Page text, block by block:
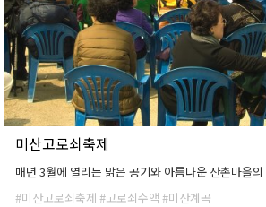
미산고로쇠축제
#미산고로쇠축제 #고로쇠수액 #미산계곡